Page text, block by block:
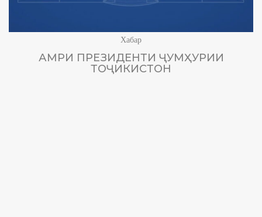
Хабар
АМРИ ПРЕЗИДЕНТИ ҶУМҲУРИИ
ТОҶИКИСТОН